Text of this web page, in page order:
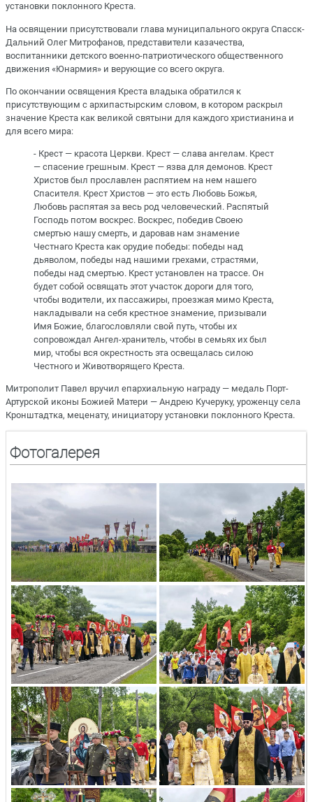
установки поклонного Креста.
На освящении присутствовали глава муниципального округа Спасск-
Дальний Олег Митрофанов, представители казачества,
воспитанники детского военно-патриотического общественного
движения «Юнармия» и верующие со всего округа.
По окончании освящения Креста владыка обратился к
присутствующим с архипастырским словом, в котором раскрыл
значение Креста как великой святыни для каждого христианина и
для всего мира:
- Крест — красота Церкви. Крест — слава ангелам. Крест
— спасение грешным. Крест — язва для демонов. Крест
Христов был прославлен распятием на нем нашего
Спасителя. Крест Христов — это есть Любовь Божья,
Любовь распятая за весь род человеческий. Распятый
Господь потом воскрес. Воскрес, победив Своею
смертью нашу смерть, и даровав нам знамение
Честнаго Креста как орудие победы: победы над
дьяволом, победы над нашими грехами, страстями,
победы над смертью. Крест установлен на трассе. Он
будет собой освящать этот участок дороги для того,
чтобы водители, их пассажиры, проезжая мимо Креста,
накладывали на себя крестное знамение, призывали
Имя Божие, благословляли свой путь, чтобы их
сопровождал Ангел-хранитель, чтобы в семьях их был
мир, чтобы вся окрестность эта освещалась силою
Честного и Животворящего Креста.
Митрополит Павел вручил епархиальную награду — медаль Порт-
Артурской иконы Божией Матери — Андрею Кучеруку, уроженцу села
Кронштадтка, меценату, инициатору установки поклонного Креста.
Фотогалерея